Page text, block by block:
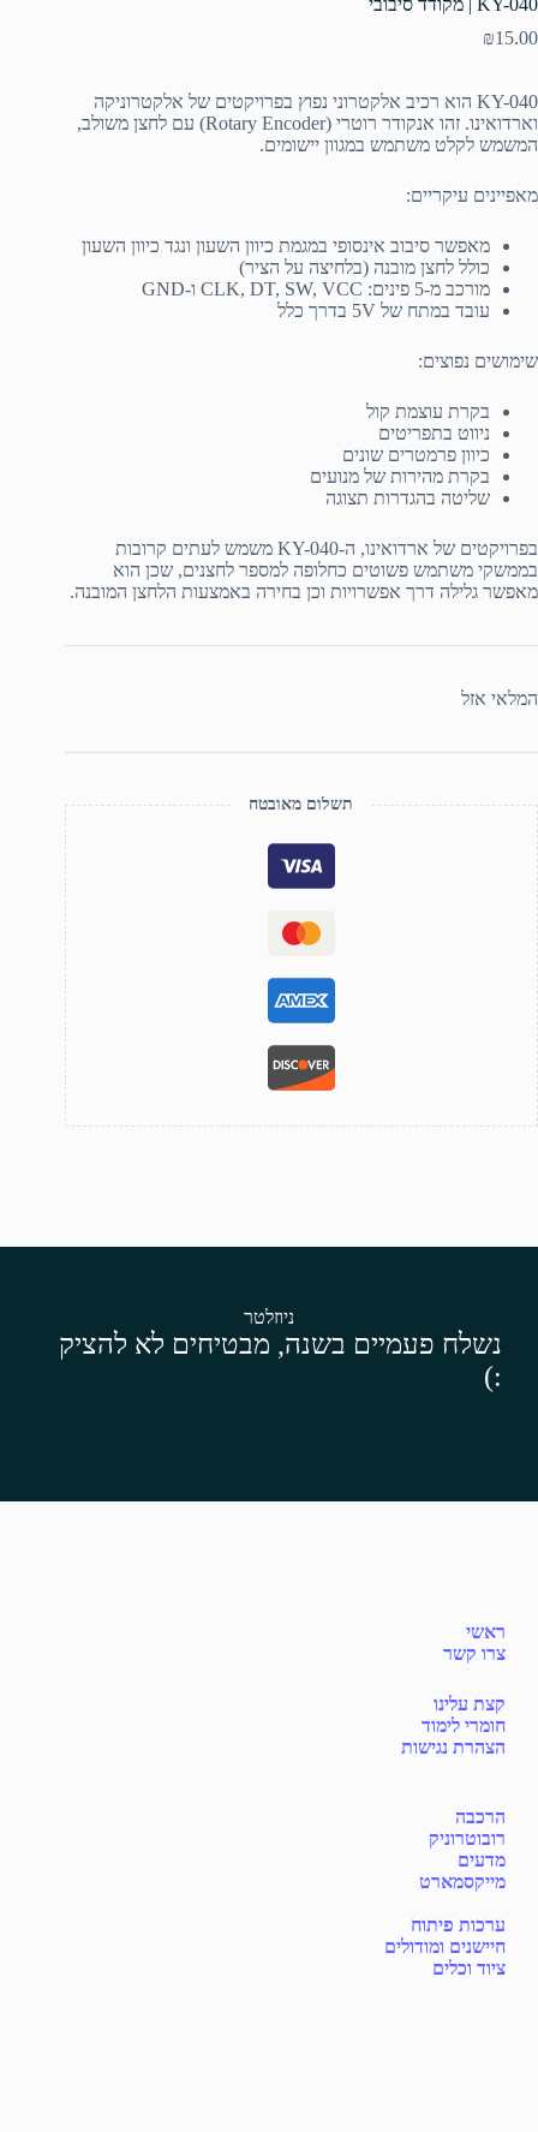
KY-040 | מקודד סיבובי
₪15.00
KY-040 הוא רכיב אלקטרוני נפוץ בפרויקטים של אלקטרוניקה
וארדואינו. זהו אנקודר רוטרי (Rotary Encoder) עם לחצן משולב,
המשמש לקלט משתמש במגוון יישומים.
מאפיינים עיקריים:
מאפשר סיבוב אינסופי במגמת כיוון השעון ונגד כיוון השעון
כולל לחצן מובנה (בלחיצה על הציר)
מורכב מ-5 פינים: CLK, DT, SW, VCC ו-GND
עובד במתח של 5V בדרך כלל
שימושים נפוצים:
בקרת עוצמת קול
ניווט בתפריטים
כיוון פרמטרים שונים
בקרת מהירות של מנועים
שליטה בהגדרות תצוגה
בפרויקטים של ארדואינו, ה-KY-040 משמש לעתים קרובות
בממשקי משתמש פשוטים כחלופה למספר לחצנים, שכן הוא
מאפשר גלילה דרך אפשרויות וכן בחירה באמצעות הלחצן המובנה.
המלאי אזל
תשלום מאובטח
ניוזלטר
נשלח פעמיים בשנה, מבטיחים לא להציק
:)
ראשי
צרו קשר
קצת עלינו
חומרי לימוד
הצהרת נגישות
הרכבה
רובוטרוניק
מדעים
מייקסמארט
ערכות פיתוח
חיישנים ומודולים
ציוד וכלים